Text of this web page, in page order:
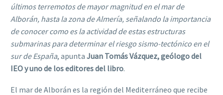
últimos terremotos de mayor magnitud en el mar de
Alborán, hasta la zona de Almería, señalando la importancia
de conocer como es la actividad de estas estructuras
submarinas para determinar el riesgo sismo-tectónico en el
sur de España, apunta Juan Tomás Vázquez, geólogo del
IEO y uno de los editores del libro.
El mar de Alborán es la región del Mediterráneo que recibe